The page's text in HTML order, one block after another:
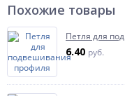
Похожие товары
Петля для
6.40 руб.